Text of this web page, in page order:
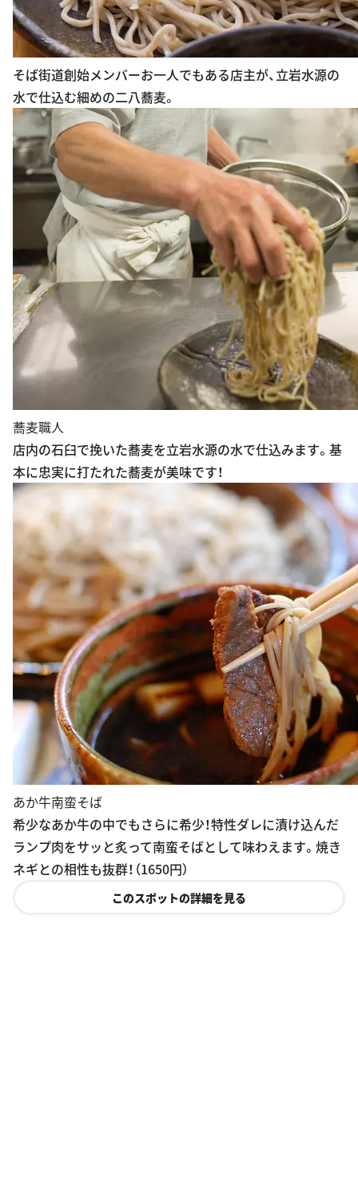
そば街道創始メンバーお一人でもある店主が、立岩水源の
水で仕込む細めの二八蕎麦。
蕎麦職人
店内の石臼で挽いた蕎麦を立岩水源の水で仕込みます。基
本に忠実に打たれた蕎麦が美味です！
あか牛南蛮そば
希少なあか牛の中でもさらに希少！特性ダレに漬け込んだ
ランプ肉をサッと炙って南蛮そばとして味わえます。焼き
ネギとの相性も抜群！（1650円）
このスポットの詳細を見る